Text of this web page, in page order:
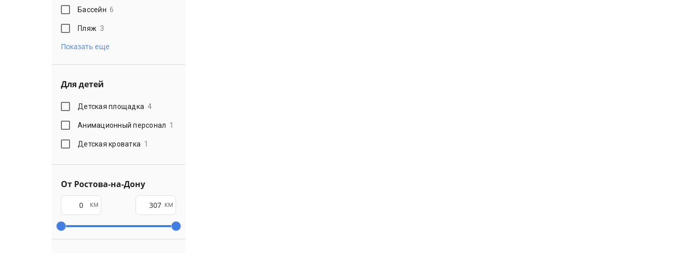
Бассейн 6
Пляж 3
Показать еще
Для детей
Детская площадка 4
Анимационный персонал 1
Детская кроватка 1
От Ростова-на-Дону
км км